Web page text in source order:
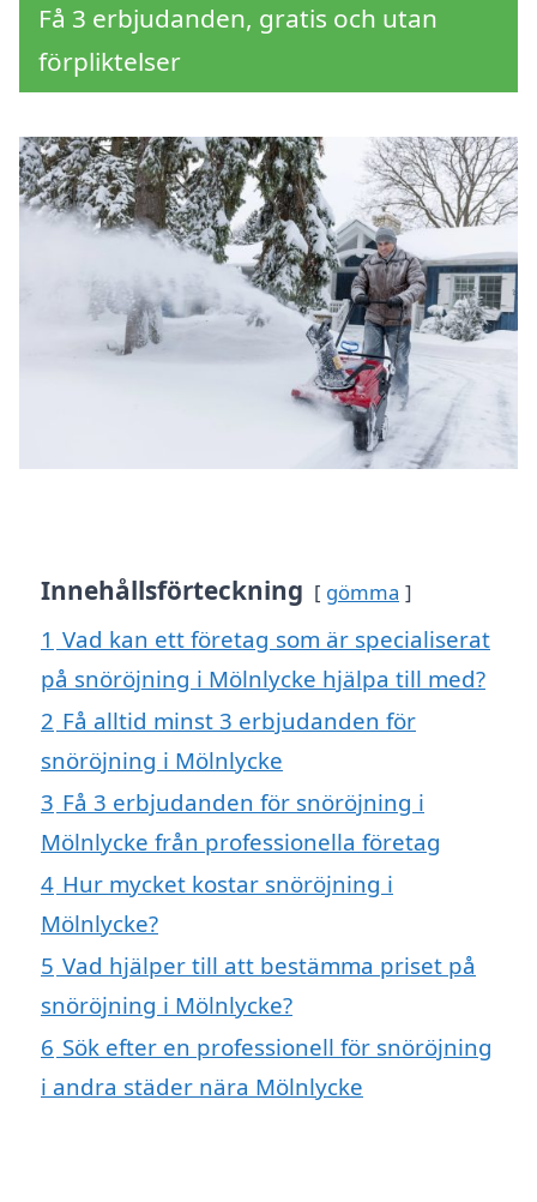
Få 3 erbjudanden, gratis och utan
förpliktelser
Innehållsförteckning gömma
1 Vad kan ett företag som är specialiserat
på snöröjning i Mölnlycke hjälpa till med?
2 Få alltid minst 3 erbjudanden för
snöröjning i Mölnlycke
3 Få 3 erbjudanden för snöröjning i
Mölnlycke från professionella företag
4 Hur mycket kostar snöröjning i
Mölnlycke?
5 Vad hjälper till att bestämma priset på
snöröjning i Mölnlycke?
6 Sök efter en professionell för snöröjning
i andra städer nära Mölnlycke